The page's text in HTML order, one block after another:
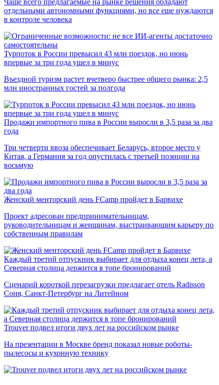
Чаще всего предлагаемые на рынке решения обладают
отдельными автономными функциями, но все еще нуждаются
в контроле человека
Турпоток в России превысил 43 млн поездок, но июнь
впервые за три года ушел в минус
Въездной туризм растет вчетверо быстрее общего рынка: 2,5
млн иностранных гостей за полгода
Продажи импортного пива в России выросли в 3,5 раза за два
года
Три четверти ввоза обеспечивает Беларусь, второе место у
Китая, а Германия за год опустилась с третьей позиции на
восьмую
Женский менторский день FCamp пройдет в Барвихе
Проект адресован предпринимательницам,
руководительницам и женщинам, выстраивающим карьеру по
собственным правилам
Каждый третий отпускник выбирает для отдыха конец лета, а
Северная столица держится в топе бронирований
Сценарий короткой перезагрузки предлагает отель Radisson
Соня, Санкт-Петербург на Литейном
Trouver подвел итоги двух лет на российском рынке
На презентации в Москве бренд показал новые роботы-
пылесосы и кухонную технику